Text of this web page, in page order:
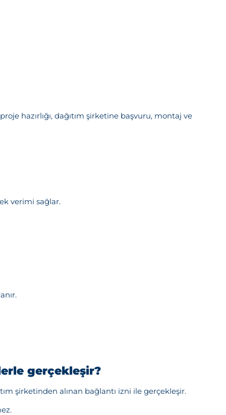
hazırlığı, dağıtım şirketine başvuru, montaj ve
verimi sağlar.
gerçekleşir?
şirketinden alınan bağlantı izni ile gerçekleşir.